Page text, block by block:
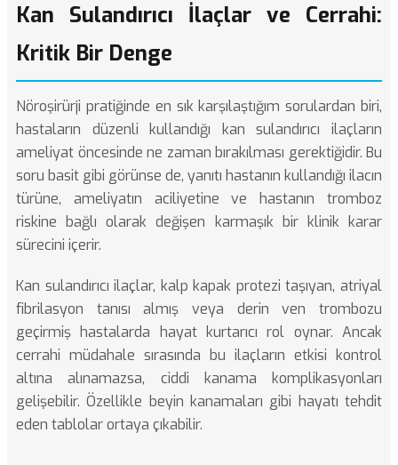
Kan Sulandırıcı İlaçlar ve Cerrahi:
Kritik Bir Denge
Nöroşirürji pratiğinde en sık karşılaştığım sorulardan biri,
hastaların düzenli kullandığı kan sulandırıcı ilaçların
ameliyat öncesinde ne zaman bırakılması gerektiğidir. Bu
soru basit gibi görünse de, yanıtı hastanın kullandığı ilacın
türüne, ameliyatın aciliyetine ve hastanın tromboz
riskine bağlı olarak değişen karmaşık bir klinik karar
sürecini içerir.
Kan sulandırıcı ilaçlar, kalp kapak protezi taşıyan, atriyal
fibrilasyon tanısı almış veya derin ven trombozu
geçirmiş hastalarda hayat kurtarıcı rol oynar. Ancak
cerrahi müdahale sırasında bu ilaçların etkisi kontrol
altına alınamazsa, ciddi kanama komplikasyonları
gelişebilir. Özellikle beyin kanamaları gibi hayatı tehdit
eden tablolar ortaya çıkabilir.